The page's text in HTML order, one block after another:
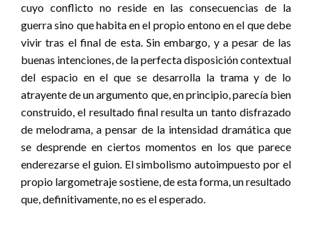
cuyo conflicto no reside en las consecuencias de la
guerra sino que habita en el propio entono en el que debe
vivir tras el final de esta. Sin embargo, y a pesar de las
buenas intenciones, de la perfecta disposición contextual
del espacio en el que se desarrolla la trama y de lo
atrayente de un argumento que, en principio, parecía bien
construido, el resultado final resulta un tanto disfrazado
de melodrama, a pensar de la intensidad dramática que
se desprende en ciertos momentos en los que parece
enderezarse el guion. El simbolismo autoimpuesto por el
propio largometraje sostiene, de esta forma, un resultado
que, definitivamente, no es el esperado.